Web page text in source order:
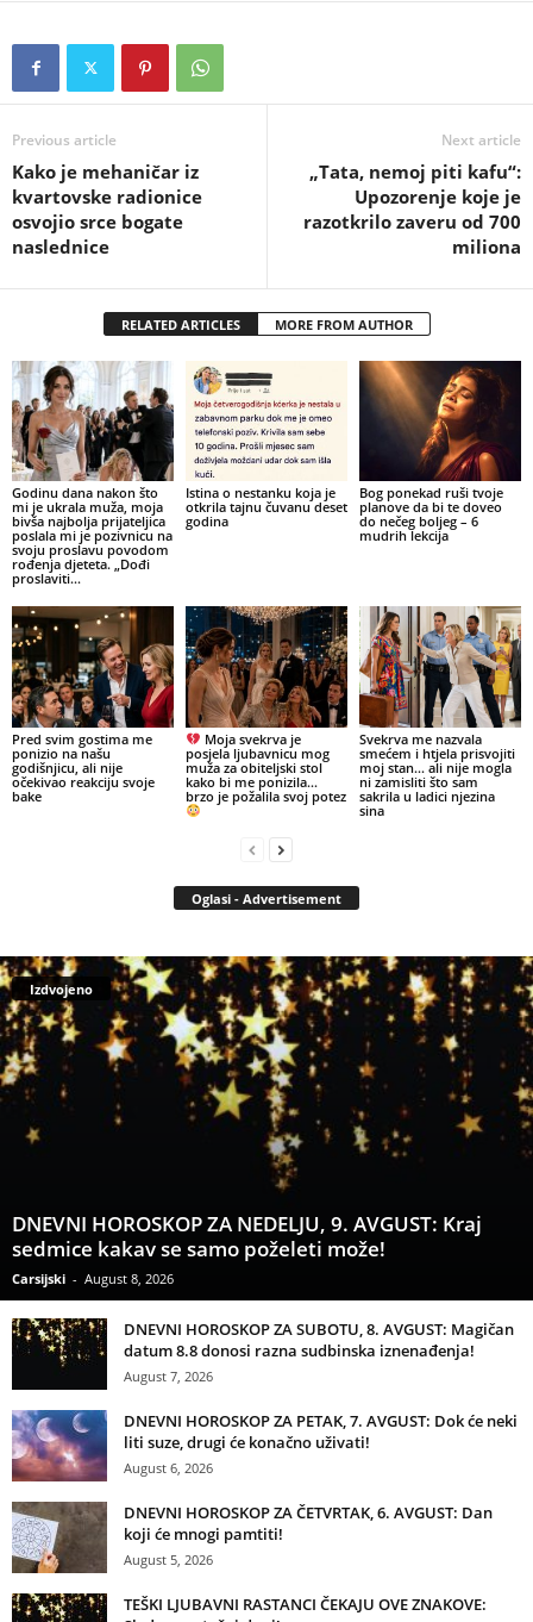
Previous article
Kako je mehaničar iz
kvartovske radionice
osvojio srce bogate
naslednice
Next article
„Tata, nemoj piti kafu“:
Upozorenje koje je
razotkrilo zaveru od 700
miliona
RELATED ARTICLES MORE FROM AUTHOR
Godinu dana nakon što
mi je ukrala muža, moja
bivša najbolja prijateljica
poslala mi je pozivnicu na
svoju proslavu povodom
rođenja djeteta. „Dođi
proslaviti...
Istina o nestanku koja je
otkrila tajnu čuvanu deset
godina
Bog ponekad ruši tvoje
planove da bi te doveo
do nečeg boljeg – 6
mudrih lekcija
Pred svim gostima me
ponizio na našu
godišnjicu, ali nije
očekivao reakciju svoje
bake
Moja svekrva je
posjela ljubavnicu mog
muža za obiteljski stol
kako bi me ponizila…
brzo je požalila svoj potez
Svekrva me nazvala
smećem i htjela prisvojiti
moj stan… ali nije mogla
ni zamisliti što sam
sakrila u ladici njezina
sina
Oglasi - Advertisement
Izdvojeno
DNEVNI HOROSKOP ZA NEDELJU, 9. AVGUST: Kraj
sedmice kakav se samo poželeti može!
Carsijski - August 8, 2026
DNEVNI HOROSKOP ZA SUBOTU, 8. AVGUST: Magičan
datum 8.8 donosi razna sudbinska iznenađenja!
August 7, 2026
DNEVNI HOROSKOP ZA PETAK, 7. AVGUST: Dok će neki
liti suze, drugi će konačno uživati!
August 6, 2026
DNEVNI HOROSKOP ZA ČETVRTAK, 6. AVGUST: Dan
koji će mnogi pamtiti!
August 5, 2026
TEŠKI LJUBAVNI RASTANCI ČEKAJU OVE ZNAKOVE: